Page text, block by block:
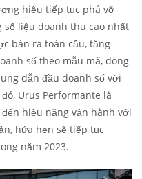
hiệu tiếp tục phá vỡ
số liệu doanh thu cao nhất
bán ra toàn cầu, tăng
số theo mẫu mã, dòng
dẫn đầu doanh số với
Urus Performante là
hiệu năng vận hành với
hứa hẹn sẽ tiếp tục
năm 2023.